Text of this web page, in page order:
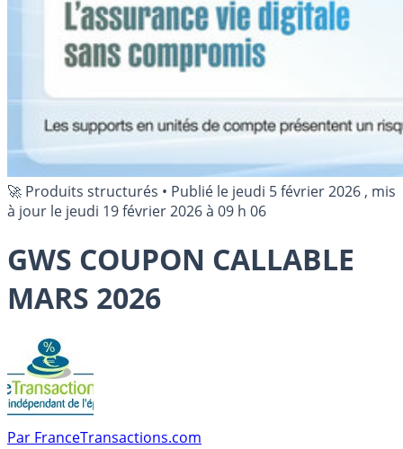
🚀 Produits structurés • Publié le jeudi 5 février 2026 , mis
à jour le jeudi 19 février 2026 à 09 h 06
GWS COUPON CALLABLE
MARS 2026
Par FranceTransactions.com